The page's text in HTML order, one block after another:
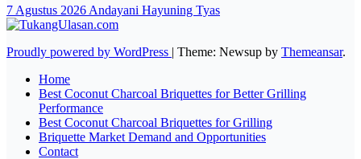
7 Agustus 2026 Andayani Hayuning Tyas
Proudly powered by WordPress | Theme: Newsup by Themeansar.
Home
Best Coconut Charcoal Briquettes for Better Grilling
Performance
Best Coconut Charcoal Briquettes for Grilling
Briquette Market Demand and Opportunities
Contact